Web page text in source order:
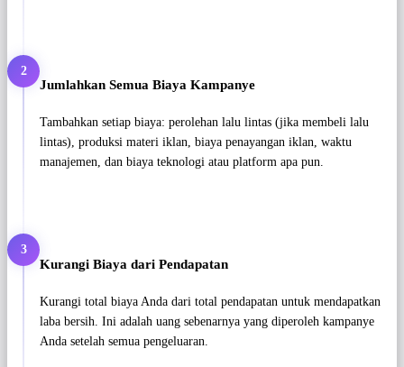
2
Jumlahkan Semua Biaya Kampanye
Tambahkan setiap biaya: perolehan lalu lintas (jika membeli lalu
lintas), produksi materi iklan, biaya penayangan iklan, waktu
manajemen, dan biaya teknologi atau platform apa pun.
3
Kurangi Biaya dari Pendapatan
Kurangi total biaya Anda dari total pendapatan untuk mendapatkan
laba bersih. Ini adalah uang sebenarnya yang diperoleh kampanye
Anda setelah semua pengeluaran.